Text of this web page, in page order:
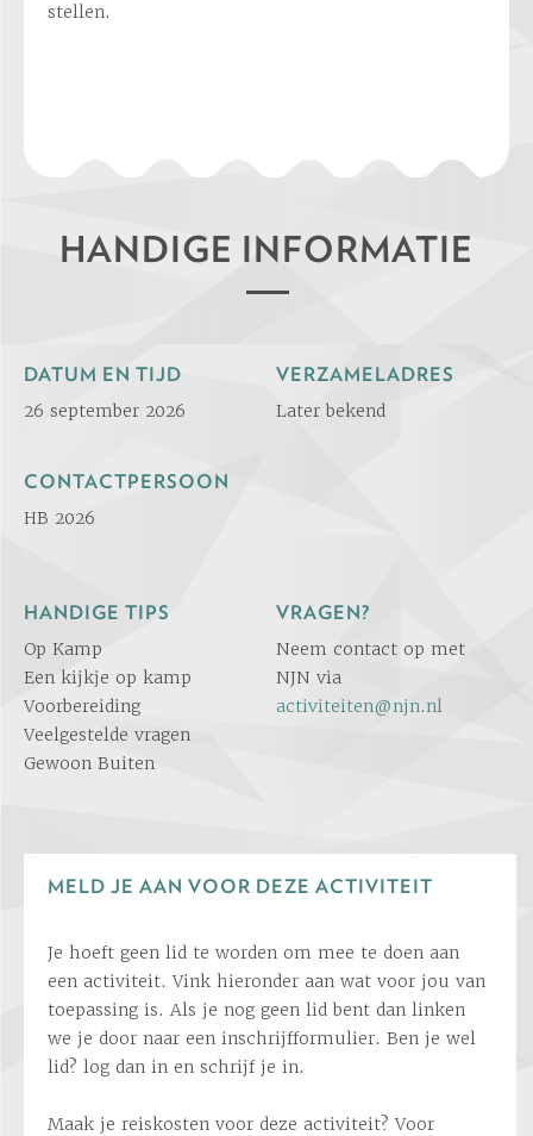
stellen.
HANDIGE INFORMATIE
DATUM EN TIJD
26 september 2026
CONTACTPERSOON
HB 2026
VERZAMELADRES
Later bekend
HANDIGE TIPS
Op Kamp
Een kijkje op kamp
Voorbereiding
Veelgestelde vragen
Gewoon Buiten
VRAGEN?
Neem contact op met
NJN via
activiteiten@njn.nl
MELD JE AAN VOOR DEZE ACTIVITEIT
Je hoeft geen lid te worden om mee te doen aan
een activiteit. Vink hieronder aan wat voor jou van
toepassing is. Als je nog geen lid bent dan linken
we je door naar een inschrijfformulier. Ben je wel
lid? log dan in en schrijf je in.
Maak je reiskosten voor deze activiteit? Voor